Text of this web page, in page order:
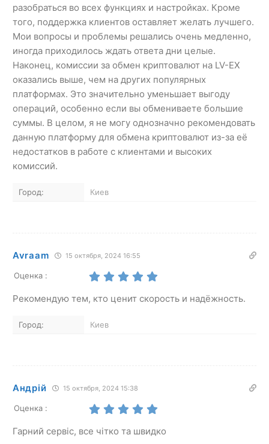
разобраться во всех функциях и настройках. Кроме
того, поддержка клиентов оставляет желать лучшего.
Мои вопросы и проблемы решались очень медленно,
иногда приходилось ждать ответа дни целые.
Наконец, комиссии за обмен криптовалют на LV-EX
оказались выше, чем на других популярных
платформах. Это значительно уменьшает выгоду
операций, особенно если вы обмениваете большие
суммы. В целом, я не могу однозначно рекомендовать
данную платформу для обмена криптовалют из-за её
недостатков в работе с клиентами и высоких
комиссий.
Город: Киев
Avraam 15 октября, 2024 16:55
Оценка :
Рекомендую тем, кто ценит скорость и надёжность.
Город: Киев
Андрій 15 октября, 2024 15:38
Оценка :
Гарний сервіс, все чітко та швидко